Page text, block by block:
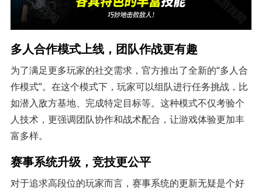
多人合作模式上线，团队作战更有趣
为了满足更多玩家的社交需求，官方推出了全新的“多人合
作模式”。在这个模式下，玩家可以组队进行任务挑战，比
如潜入敌方基地、完成特定目标等。这种模式不仅考验个
人技术，更强调团队协作和战术配合，让游戏体验更加丰
富多样。
赛事系统升级，竞技更公平
对于追求高段位的玩家而言，赛事系统的更新无疑是个好